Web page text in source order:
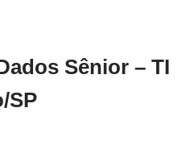
Sênior – TI
SP